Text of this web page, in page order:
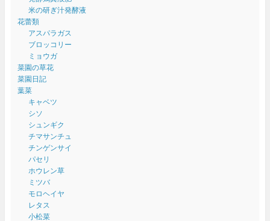
米の研ぎ汁発酵液
花蕾類
アスパラガス
ブロッコリー
ミョウガ
菜園の草花
菜園日記
葉菜
キャベツ
シソ
シュンギク
チマサンチュ
チンゲンサイ
パセリ
ホウレン草
ミツバ
モロヘイヤ
レタス
小松菜